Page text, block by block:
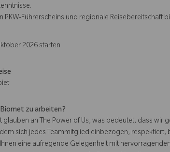
Führerscheins und regionale Reisebereitschaft
2026 starten
zu arbeiten?
an The Power of Us, was bedeutet, dass wir
sich jedes Teammitglied einbezogen, respektiert,
eine aufregende Gelegenheit mit